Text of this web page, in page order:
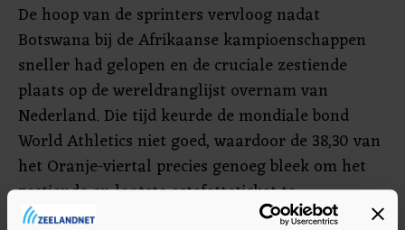
De hoop van de sprinters vervloog nadat
Botswana bij de Afrikaanse kampioenschappen
sneller had gelopen en de cruciale zestiende
plaats op de wereldranglijst overnam van
Nederland. Die tijd keurde de mondiale bond
World Athletics niet goed, waardoor de 38,30 van
het Oranje-viertal precies genoeg bleek om het
zestiende en laatste estafetteticket te
bemachtigen.